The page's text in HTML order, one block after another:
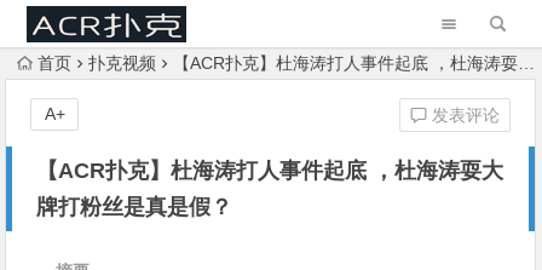
首页 扑克视频 【ACR扑克】杜海涛打人事件起底 ，杜海涛耍大牌打粉丝是真是假？
【ACR扑克】杜海涛打人事件起底 ，杜海涛耍大
牌打粉丝是真是假？
发表评论
A+